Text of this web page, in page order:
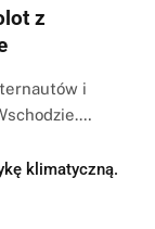
z
i
klimatyczną.